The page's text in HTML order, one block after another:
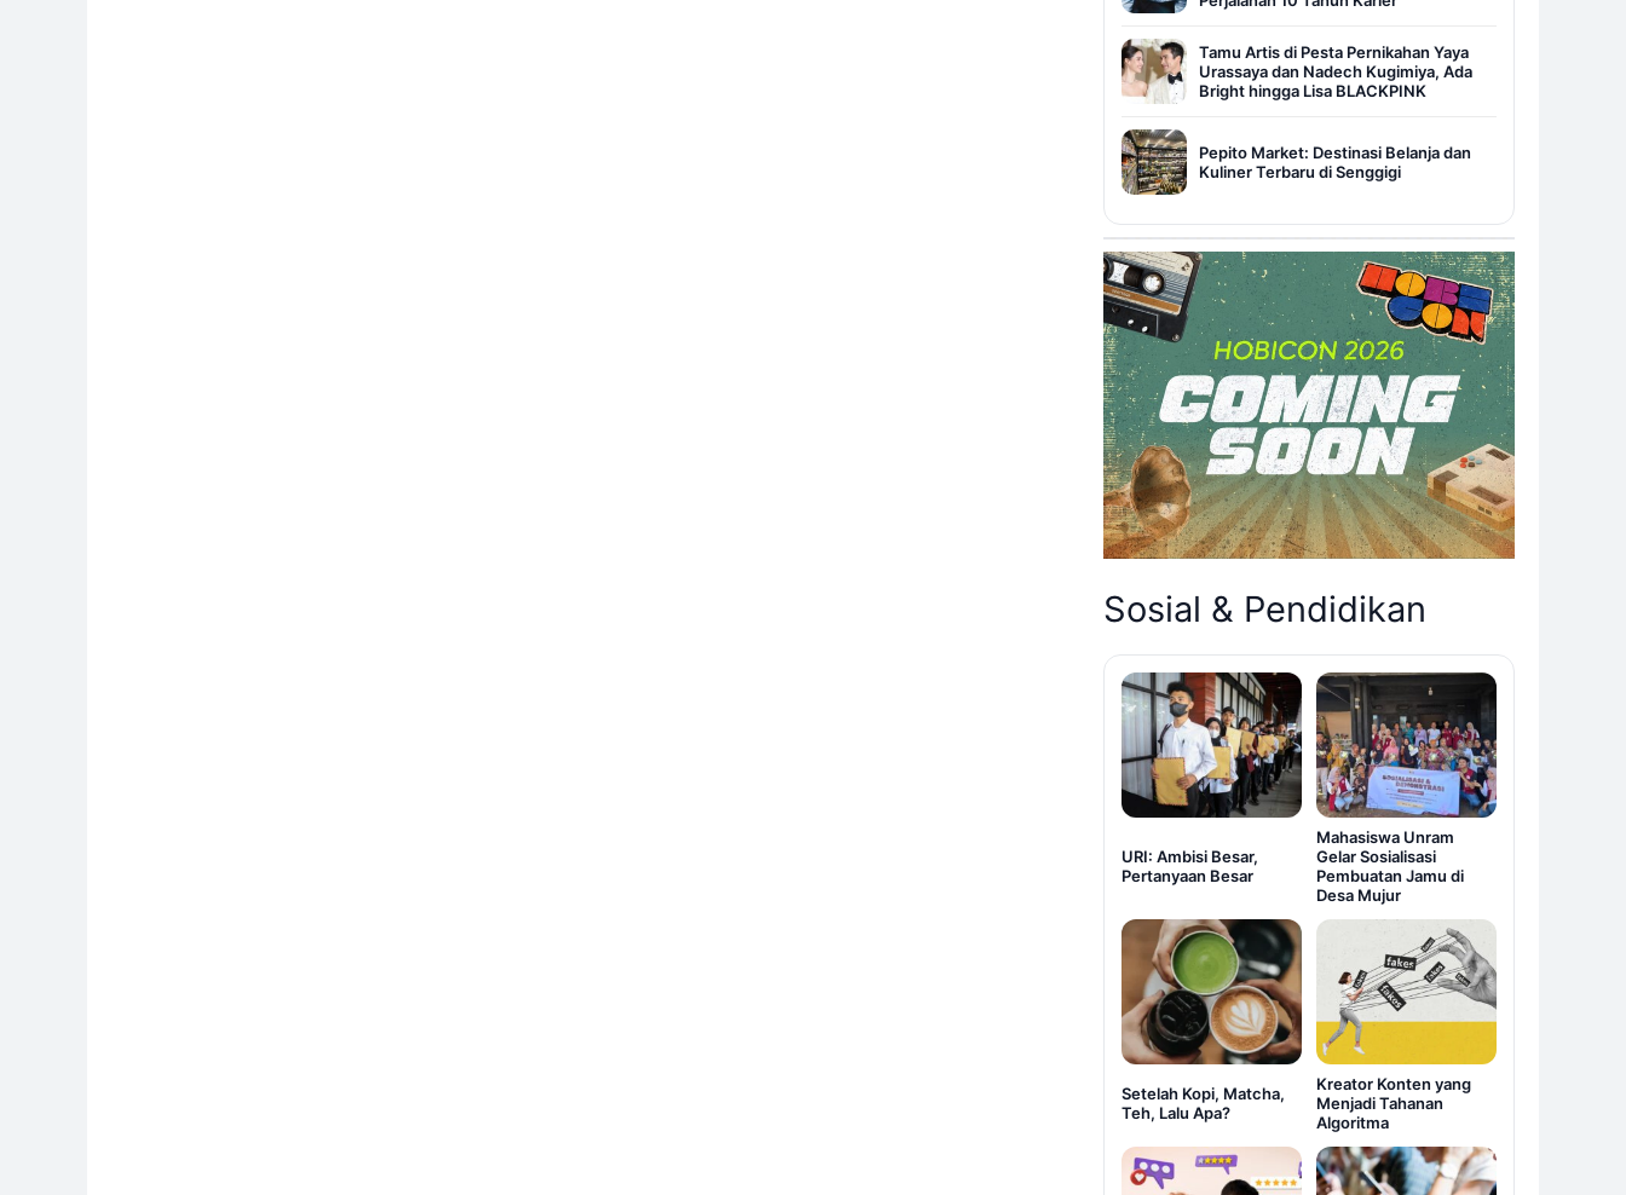
Tamu Artis di Pesta Pernikahan Yaya
Urassaya dan Nadech Kugimiya, Ada
Bright hingga Lisa BLACKPINK
Pepito Market: Destinasi Belanja dan
Kuliner Terbaru di Senggigi
Sosial & Pendidikan
URI: Ambisi Besar,
Pertanyaan Besar
Mahasiswa Unram
Gelar Sosialisasi
Pembuatan Jamu di
Desa Mujur
Setelah Kopi, Matcha,
Teh, Lalu Apa?
Kreator Konten yang
Menjadi Tahanan
Algoritma